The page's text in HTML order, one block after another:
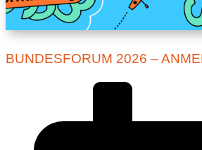
BUNDESFORUM 2026 –